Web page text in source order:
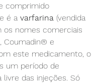
comprimido
é a varfarina (vendida
os nomes comerciais
Coumadin® e
este medicamento, o
um período de
livre das injeções. Só